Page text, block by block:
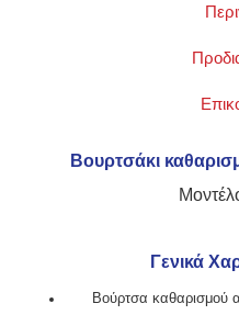
Βουρτσάκι
Γενικά
Βούρτσα καθαρισμού